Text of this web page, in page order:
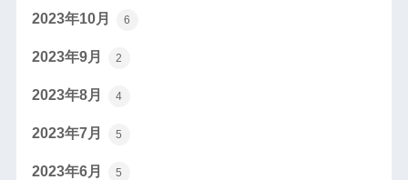
2023年10月 6
2023年9月 2
2023年8月 4
2023年7月 5
2023年6月 5